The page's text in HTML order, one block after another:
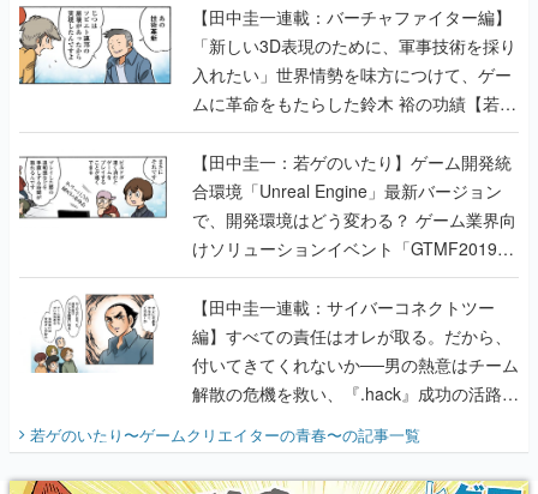
【田中圭一連載：バーチャファイター編】
「新しい3D表現のために、軍事技術を採り
入れたい」世界情勢を味方につけて、ゲー
ムに革命をもたらした鈴木 裕の功績【若ゲ
のいたり】
【田中圭一：若ゲのいたり】ゲーム開発統
合環境「Unreal Engine」最新バージョン
で、開発環境はどう変わる？ ゲーム業界向
けソリューションイベント「GTMF2019」
に行って、より理解を深めよう【PR】
【田中圭一連載：サイバーコネクトツー
編】すべての責任はオレが取る。だから、
付いてきてくれないか──男の熱意はチーム
解散の危機を救い、『.hack』成功の活路を
『少年ジャンプ』色だった【若ゲのいた
り】
若ゲのいたり〜ゲームクリエイターの青春〜の記事一覧